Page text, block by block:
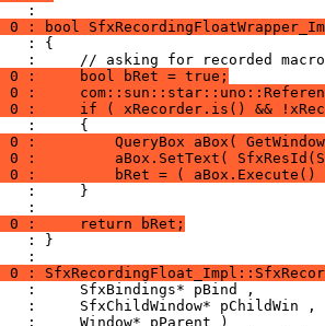
0 : bool
0 :     bool bRet = true;
0 :
0 :     if ( xRecorder.is() &&
0 :         QueryBox aBox(
0 :         aBox.SetText(
0 :         bRet = ( aBox.Execute()
0 :     return bRet;
: }
0 :